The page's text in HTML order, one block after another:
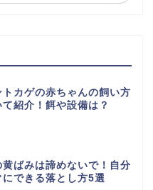
トカゲの赤ちゃんの飼い方
て紹介！餌や設備は？
黄ばみは諦めないで！自分
にできる落とし方5選